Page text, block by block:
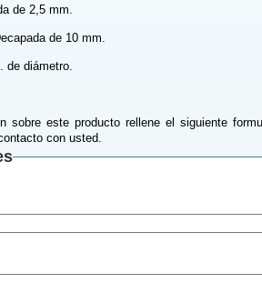
de 2,5 mm.
de 10 mm.
de diámetro.
sobre este producto rellene el siguiente
con usted.